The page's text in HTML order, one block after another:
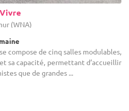
(WNA)
compose de cinq salles modulables,
sa capacité, permettant d’accueillir
que de grandes ...